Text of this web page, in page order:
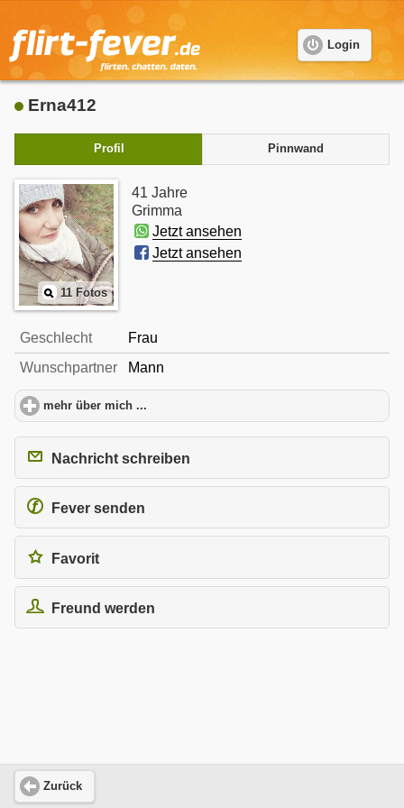
Login
Erna412
Profil Pinnwand
11 Fotos
41 Jahre
Grimma
Jetzt ansehen
Jetzt ansehen
Geschlecht
Frau
Wunschpartner
Mann
mehr über mich ...
Nachricht schreiben
Fever senden
Favorit
Freund werden
Zurück